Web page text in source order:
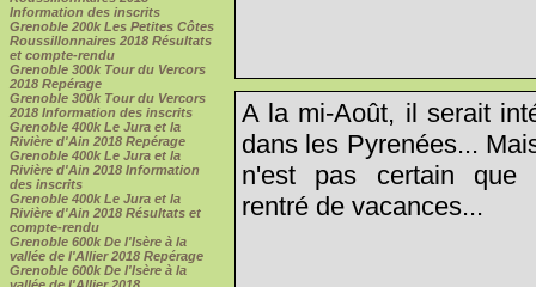
Information des inscrits
Grenoble 200k Les Petites Côtes
Roussillonnaires 2018 Résultats
et compte-rendu
Grenoble 300k Tour du Vercors
2018 Repérage
Grenoble 300k Tour du Vercors
2018 Information des inscrits
Grenoble 400k Le Jura et la
Rivière d'Ain 2018 Repérage
Grenoble 400k Le Jura et la
Rivière d'Ain 2018 Information
des inscrits
Grenoble 400k Le Jura et la
Rivière d'Ain 2018 Résultats et
compte-rendu
Grenoble 600k De l'Isère à la
vallée de l'Allier 2018 Repérage
Grenoble 600k De l'Isère à la
A la mi-Août, il serait
dans les Pyrenées...
n'est pas certain que
rentré de vacances...